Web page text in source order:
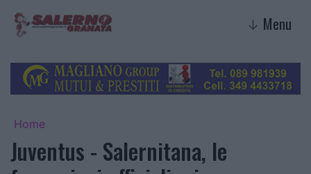
↓ Menu
Home
Juventus - Salernitana, le